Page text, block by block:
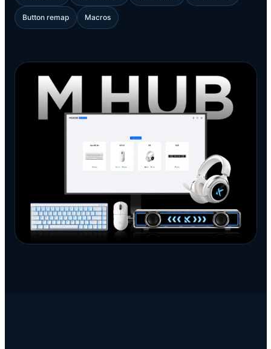
Button remap Macros